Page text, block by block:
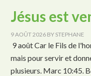
Jésus est
9 AOÛT 2026 BY STEPHANE
9 août Car le Fils de
mais pour servir et
plusieurs. Marc 10:45.